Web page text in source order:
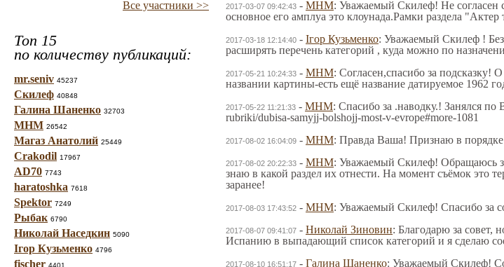
Все участники >>
Топ 15
по количеству публикаций:
mr.seniv 45237
Скилеф 40848
Галина Шаненко 32703
МНМ 26542
Магаз Анатолий 25449
Crakodil 17967
AD70 7743
haratoshka 7618
Spektor 7249
Рыбак 6790
Николай Наседкин 5090
Ігор Кузьменко 4796
fischer 4401
2017-03-07 09:42:43 - МНМ: Уважаемый Скилеф! Не согласен
основное его амплуа это клоунада.Рамки раздела
2017-03-18 12:14:40 - Ігор Кузьменко: Уважаемый Скилеф !
расширять перечень категорий , куда можно по
2017-05-21 10:24:33 - МНМ: Согласен,спасибо за
названии картины-есть ещё название датируемое 1962
2017-05-22 11:21:33 - МНМ: Спасибо за .наводку.! Занялся
rubriki/dubisa-samyjj-bolshojj-most-v-evrope#more-1081
2017-08-02 16:04:09 - МНМ: Правда Ваша! Признаю в
2017-08-02 20:22:33 - МНМ: Уважаемый Скилеф! Обращаюсь
знаю в какой раздел их отнести. На момент съёмок это
заранее!
2017-08-03 17:43:52 - МНМ: Уважаемый Скилеф! Спасибо за
2017-08-07 09:41:07 - Николай Зиновин: Благодарю за совет,
Испанию в выпадающий список категорий и я сделаю
2017-08-10 16:51:17 - Галина Шаненко: Уважаемый Скилеф!